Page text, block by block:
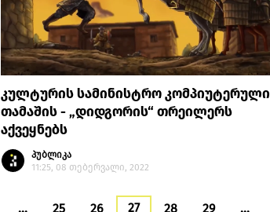
კულტურის სამინისტრო კომპიუტერული
თამაშის - „დიდგორის“ თრეილერს
აქვეყნებს
პუბლიკა
11:25, 08 თებერვალი, 2022
… 25 26 27 28 29 …